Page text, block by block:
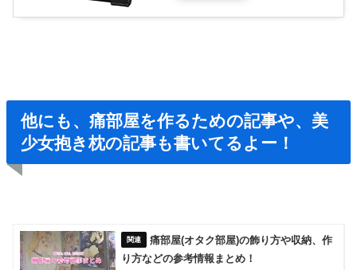
他にも、痛部屋を作るための記事や、美
少女抱き枕の記事も書いてるよー！
痛部屋(オタク部屋)の飾り方や収納、作
り方などの参考情報まとめ！